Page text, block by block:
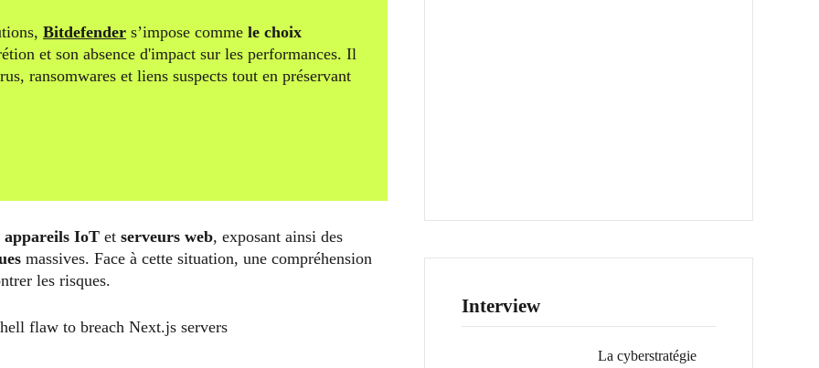
Bitdefender s’impose comme le choix
et son absence d'impact sur les performances. Il
ransomwares et liens suspects tout en préservant
appareils IoT et serveurs web, exposant ainsi des
massives. Face à cette situation, une compréhension
les risques.
Interview
La cyberstratégie